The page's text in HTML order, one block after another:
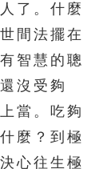
495
505
510
515
了。什麼
間法擺在
智慧的聰
沒受夠
當。吃夠
麼？到極
心往生極